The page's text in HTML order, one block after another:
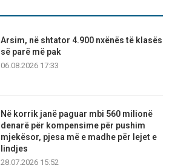
Arsim, në shtator 4.900 nxënës të klasës
së parë më pak
06.08.2026 17:33
Në korrik janë paguar mbi 560 milionë
denarë për kompensime për pushim
mjekësor, pjesa më e madhe për lejet e
lindjes
28.07.2026 15:52